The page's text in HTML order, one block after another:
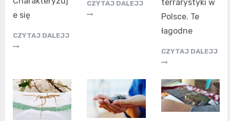
e się
CZYTAJ DALEJJ
CZYTAJ DALEJJ
terrarystyki w
Polsce. Te
łagodne
CZYTAJ DALEJJ